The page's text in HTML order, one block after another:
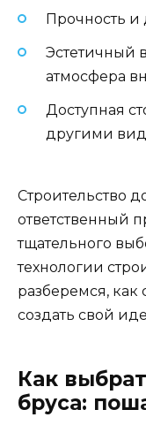
Прочность и
Эстетичный
атмосфера
Доступная
другими
Строительство
ответственный
тщательного
технологии
разберемся,
создать свой
Как
бруса: